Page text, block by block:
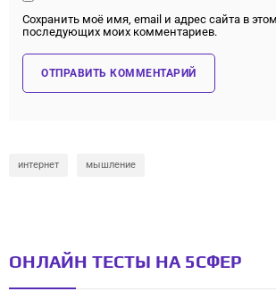
Сохранить моё имя, email и адрес сайта в
последующих моих комментариев.
интернет мышление
ОНЛАЙН ТЕСТЫ НА 5СФЕР